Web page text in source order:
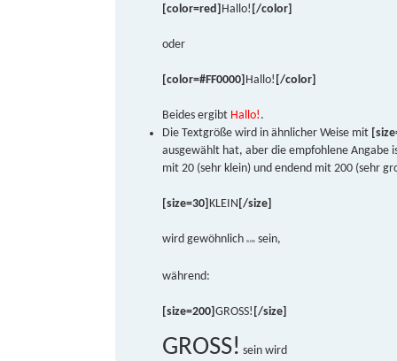
[color=red] Hallo! [/color]
oder
[color=#FF0000] Hallo! [/color]
Beides ergibt Hallo! .
Die Textgröße wird in ähnlicher Weise mit
ausgewählt hat, aber die empfohlene Angabe
mit 20 (sehr klein) und endend mit 200 (sehr
[size=30] KLEIN [/size]
wird gewöhnlichKLEIN sein,
während:
[size=200]GROSS! [/size]
GROSS! sein wird